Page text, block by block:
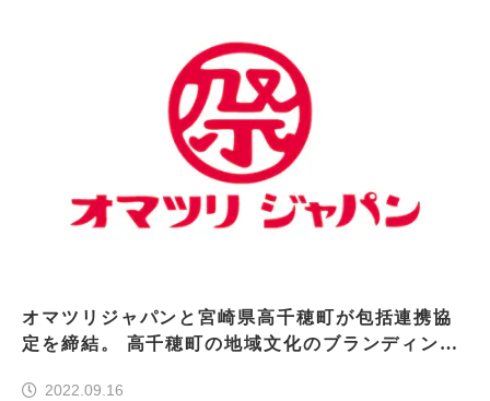
オマツリジャパンと宮崎県高千穂町が包括連携協
定を締結。 高千穂町の地域文化のブランディング
2022.09.16